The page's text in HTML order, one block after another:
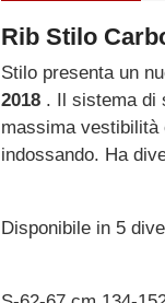
Rib Stilo
Stilo presenta un
2018. Il sistema di
massima
indossando. Ha
Disponibile in 5